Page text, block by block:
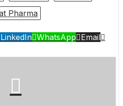
Pharma
LinkedIn WhatsApp Email